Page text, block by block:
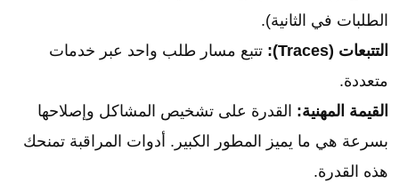
الطلبات في الثانية).
التتبعات (Traces):
تتبع مسار طلب واحد عبر خدمات
متعددة.
القيمة المهنية: القدرة على تشخيص المشاكل وإصلاحها
بسرعة هي ما يميز المطور الكبير. أدوات المراقبة تمنحك
هذه القدرة.